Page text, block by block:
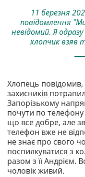
11 березня
повідомлення
невідомий. Я
хлопчик взяв
Хлопець повідомив,
захисників
Запорізькому
почути по телефону
що все добре, але
телефон вже не
не знає про свого
поспилкуватися з
разом з її Андрієм.
чоловік живий.